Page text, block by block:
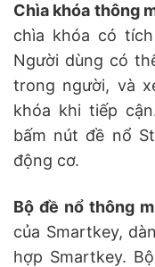
Chìa khóa thông
chìa khóa có
Người dùng có
trong người, và
khóa khi tiếp
bấm nút đề nổ
động cơ.
Bộ đề nổ thông
của Smartkey,
hợp Smartkey.